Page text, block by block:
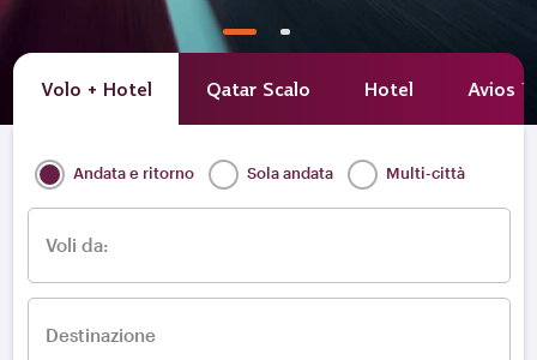
Volo + Hotel Qatar Scalo Hotel Avios
Andata e ritorno Sola andata Multi-città
Voli da:
Destinazione